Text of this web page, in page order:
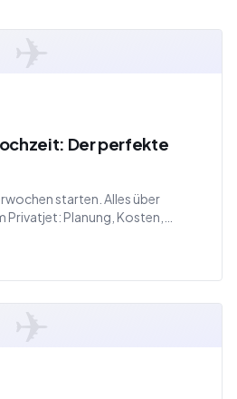
✈
Der perfekte
starten. Alles über
Planung, Kosten,
✈